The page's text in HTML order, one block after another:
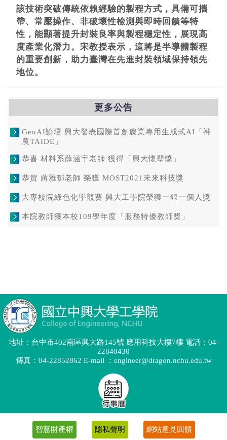
地址：台中市402南區興大路145號 應用科技大樓7樓 電話：04-
22840430
傳真：04-22852862 E-mail ：engineer@dragon.nchu.edu.tw
智慧財產權 隱私聲明 網站意見回饋